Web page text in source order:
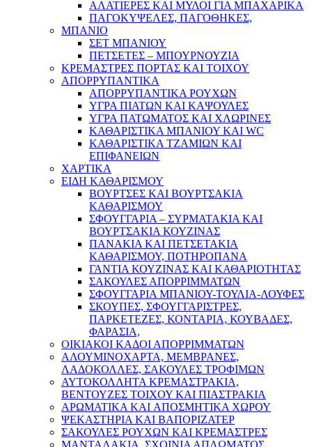
ΑΛΑΤΙΕΡΕΣ ΚΑΙ ΜΥΛΟΙ ΓΙΑ ΜΠΑΧΑΡΙΚΑ
ΠΑΓΟΚΥΨΕΛΕΣ, ΠΑΓΟΘΗΚΕΣ,
ΜΠΑΝΙΟ
ΣΕΤ ΜΠΑΝΙΟΥ
ΠΕΤΣΕΤΕΣ – ΜΠΟΥΡΝΟΥΖΙΑ
ΚΡΕΜΑΣΤΡΕΣ ΠΟΡΤΑΣ ΚΑΙ ΤΟΙΧΟΥ
ΑΠΟΡΡΥΠΑΝΤΙΚΑ
ΑΠΟΡΡΥΠΑΝΤΙΚΑ ΡΟΥΧΩΝ
ΥΓΡΑ ΠΙΑΤΩΝ ΚΑΙ ΚΑΨΟΥΛΕΣ
ΥΓΡΑ ΠΑΤΩΜΑΤΟΣ ΚΑΙ ΧΛΩΡΙΝΕΣ
ΚΑΘΑΡΙΣΤΙΚΑ ΜΠΑΝΙΟΥ ΚΑΙ WC
ΚΑΘΑΡΙΣΤΙΚΑ ΤΖΑΜΙΩΝ ΚΑΙ
ΕΠΙΦΑΝΕΙΩΝ
ΧΑΡΤΙΚΑ
ΕΙΔΗ ΚΑΘΑΡΙΣΜΟΥ
ΒΟΥΡΤΣΕΣ ΚΑΙ ΒΟΥΡΤΣΑΚΙΑ
ΚΑΘΑΡΙΣΜΟΥ
ΣΦΟΥΓΓΑΡΙΑ – ΣΥΡΜΑΤΑΚΙΑ ΚΑΙ
ΒΟΥΡΤΣΑΚΙΑ ΚΟΥΖΙΝΑΣ
ΠΑΝΑΚΙΑ ΚΑΙ ΠΕΤΣΕΤΑΚΙΑ
ΚΑΘΑΡΙΣΜΟΥ, ΠΟΤΗΡΟΠΑΝΑ
ΓΑΝΤΙΑ ΚΟΥΖΙΝΑΣ ΚΑΙ ΚΑΘΑΡΙΟΤΗΤΑΣ
ΣΑΚΟΥΛΕΣ ΑΠΟΡΡΙΜΜΑΤΩΝ
ΣΦΟΥΓΓΑΡΙΑ ΜΠΑΝΙΟΥ-ΤΟΥΛΙΑ-ΛΟΥΦΕΣ
ΣΚΟΥΠΕΣ, ΣΦΟΥΓΓΑΡΙΣΤΡΕΣ,
ΠΑΡΚΕΤΕΖΕΣ, ΚΟΝΤΑΡΙΑ, ΚΟΥΒΑΔΕΣ,
ΦΑΡΑΣΙΑ,
ΟΙΚΙΑΚΟΙ ΚΑΔΟΙ ΑΠΟΡΡΙΜΜΑΤΩΝ
ΑΛΟΥΜΙΝΟΧΑΡΤΑ, ΜΕΜΒΡΑΝΕΣ,
ΛΑΔΟΚΟΛΛΕΣ, ΣΑΚΟΥΛΕΣ ΤΡΟΦΙΜΩΝ
ΑΥΤΟΚΟΛΛΗΤΑ ΚΡΕΜΑΣΤΡΑΚΙΑ,
ΒΕΝΤΟΥΖΕΣ ΤΟΙΧΟΥ ΚΑΙ ΠΙΑΣΤΡΑΚΙΑ
ΑΡΩΜΑΤΙΚΑ KAI ΑΠΟΣΜΗΤΙΚΑ ΧΩΡΟΥ
ΨΕΚΑΣΤΗΡΙΑ ΚΑΙ ΒΑΠΟΡΙΖΑΤΕΡ
ΣΑΚΟΥΛΕΣ ΡΟΥΧΩΝ ΚΑΙ ΚΡΕΜΑΣΤΡΕΣ